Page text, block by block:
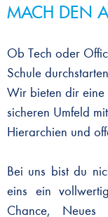
FAQ
MACH DEN
Ob Tech oder
Schule
Wir bieten dir eine
sicheren Umfeld
Hierarchien und
Bei uns bist du
eins ein
Chance, Neues